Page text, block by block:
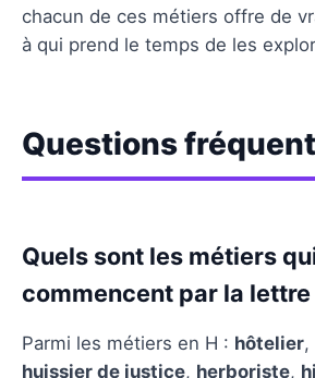
chacun de ces métiers offre de
à qui prend le temps de les
Questions
Quels sont les métiers
commencent par la lettre
Parmi les métiers en H : hôtelier,
huissier de justice, herboriste,